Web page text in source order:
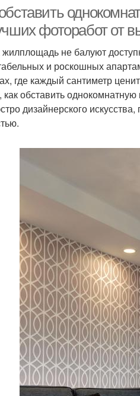
фоторабот от
не балуют
и роскошных
где каждый сантиметр
обставить
дизайнерского